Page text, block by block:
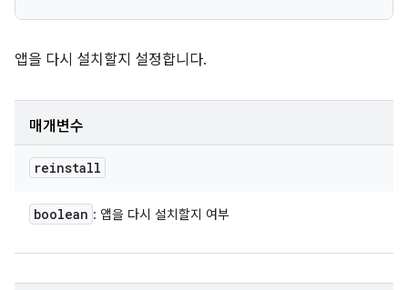
앱을 다시 설치할지 설정합니다.
매개변수
reinstall
boolean : 앱을 다시 설치할지 여부